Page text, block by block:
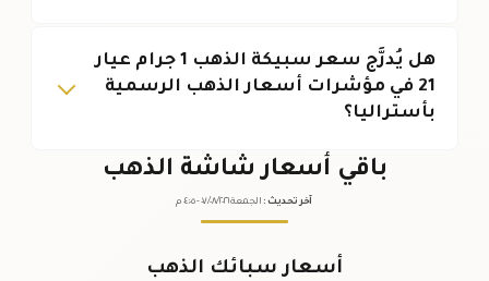
هل يُدرَّج سعر سبيكة الذهب 1 جرام عيار
21 في مؤشرات أسعار الذهب الرسمية
بأستراليا؟
باقي أسعار شاشة الذهب
آخر تحديث : الجمعة ٠٧ /٠٨/٢٠٢٦ - ٠٤:٠٥ م
أسعار سبائك الذهب